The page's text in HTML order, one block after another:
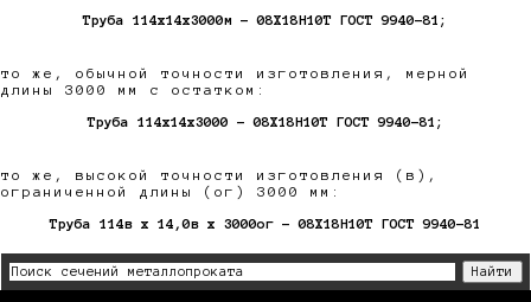
Труба 114х14х3000м - 08Х18Н10Т ГОСТ 9940-81;
то же, обычной точности изготовления, мерной
длины 3000 мм с остатком:
Труба 114х14х3000 - 08Х18Н10Т ГОСТ 9940-81;
то же, высокой точности изготовления (в),
ограниченной длины (ог) 3000 мм:
Труба 114в х 14,0в х 3000ог - 08Х18Н10Т ГОСТ 9940-81